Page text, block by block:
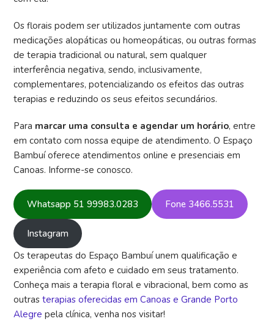
Os florais podem ser utilizados juntamente com outras
medicações alopáticas ou homeopáticas, ou outras formas
de terapia tradicional ou natural, sem qualquer
interferência negativa, sendo, inclusivamente,
complementares, potencializando os efeitos das outras
terapias e reduzindo os seus efeitos secundários.
Para marcar uma consulta e agendar um horário, entre
em contato com nossa equipe de atendimento. O Espaço
Bambuí oferece atendimentos online e presenciais em
Canoas. Informe-se conosco.
Whatsapp 51 99983.0283 Fone 3466.5531
Instagram
Os terapeutas do Espaço Bambuí unem qualificação e
experiência com afeto e cuidado em seus tratamento.
Conheça mais a terapia floral e vibracional, bem como as
outrasterapias oferecidas em Canoas e Grande Porto
Alegre pela clínica, venha nos visitar!